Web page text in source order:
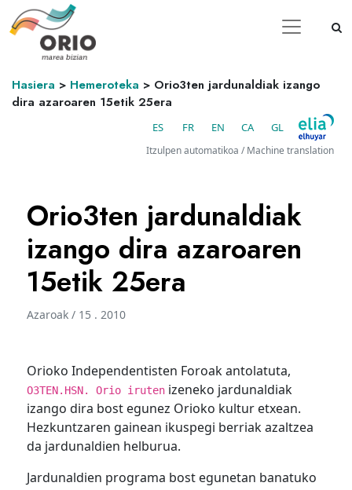
Hasiera > Hemeroteka > Orio3ten jardunaldiak izango
dira azaroaren 15etik 25era
ES FR EN CA GL
Itzulpen automatikoa / Machine translation
Orio3ten jardunaldiak
izango dira azaroaren
15etik 25era
Azaroak / 15 . 2010
Orioko Independentisten Foroak antolatuta,
O3TEN.HSN. Orio iruten izeneko jardunaldiak
izango dira bost egunez Orioko kultur etxean.
Hezkuntzaren gainean ikuspegi berriak azaltzea
da jardunaldien helburua.
Jardunaldien programa bost egunetan banatuko